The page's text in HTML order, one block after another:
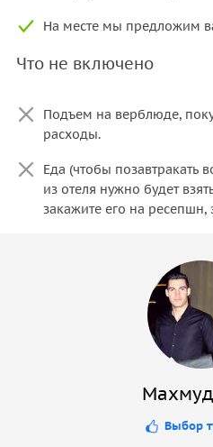
На месте мы предложим
Что не включено
Подъем на верблюде,
расходы.
Еда (чтобы позавтракать
из отеля нужно будет
закажите его на ресепшн,
Махмуд
Выбор